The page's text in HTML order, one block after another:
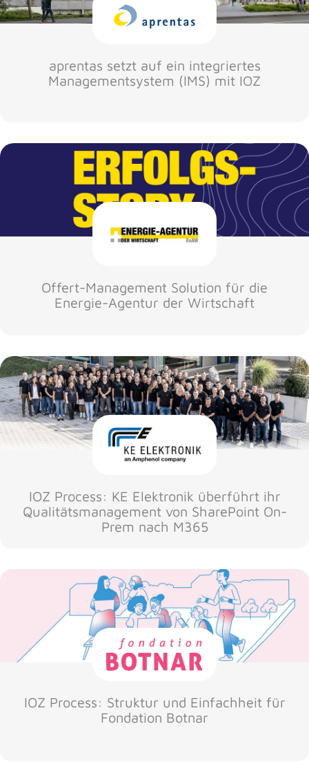
aprentas setzt auf ein integriertes
Managementsystem (IMS) mit IOZ
Offert-Management Solution für die
Energie-Agentur der Wirtschaft
IOZ Process: KE Elektronik überführt ihr
Qualitätsmanagement von SharePoint On-
Prem nach M365
IOZ Process: Struktur und Einfachheit für
Fondation Botnar